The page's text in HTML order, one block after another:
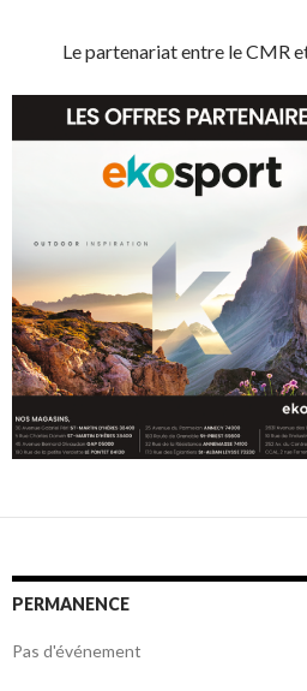
Le partenariat entre le CMR
PERMANENCE
Pas d'événement